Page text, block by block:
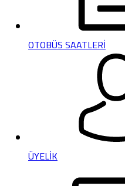
OTOBÜS SAATLERİ
ÜYELİK